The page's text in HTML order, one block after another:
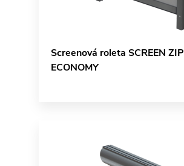
Screenová roleta SCREEN ZIP
ECONOMY